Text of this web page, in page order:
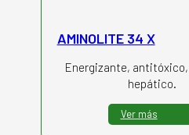
AMINOLITE 34 X
Energizante,
hepático.
Ver más